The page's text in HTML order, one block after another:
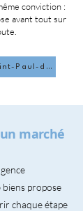
conviction :
avant tout sur
Agence immobilière à Saint-Paul-de-Vence
marché
biens propose
chaque étape